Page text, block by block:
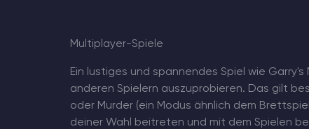
Multiplayer-Spiele
Ein lustiges und spannendes Spiel wie
anderen Spielern auszuprobieren. Das gilt
oder Murder (ein Modus ähnlich dem
deiner Wahl beitreten und mit dem Spielen